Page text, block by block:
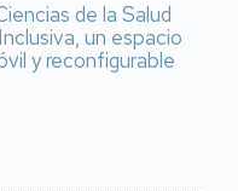
de la Salud
un espacio
y reconfigurable